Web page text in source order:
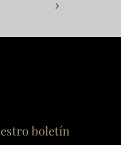
boletín